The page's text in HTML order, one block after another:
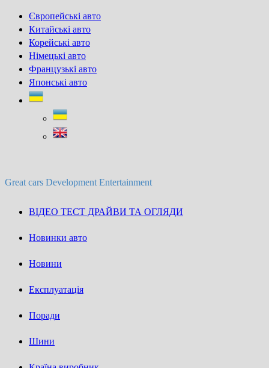
Skip
content
Європейські авто
Китайські авто
Корейські авто
Німецькі авто
Французькі авто
Японські авто
Great cars Development Entertainment
ВІДЕО ТЕСТ ДРАЙВИ ТА ОГЛЯДИ
Новинки авто
Новини
Експлуатація
Поради
Шини